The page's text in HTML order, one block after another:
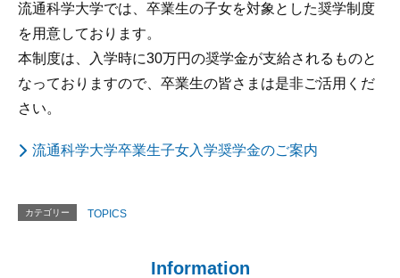
流通科学大学では、卒業生の子女を対象とした奨学制度
を用意しております。
本制度は、入学時に30万円の奨学金が支給されるものと
なっておりますので、卒業生の皆さまは是非ご活用くだ
さい。
流通科学大学卒業生子女入学奨学金のご案内
カテゴリー TOPICS
Information